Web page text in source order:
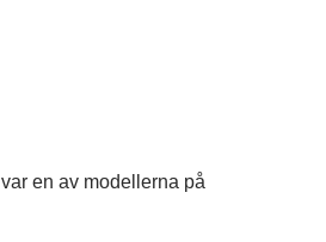
var en av modellerna på